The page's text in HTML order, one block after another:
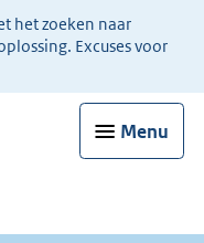
het zoeken naar
Excuses voor
Menu